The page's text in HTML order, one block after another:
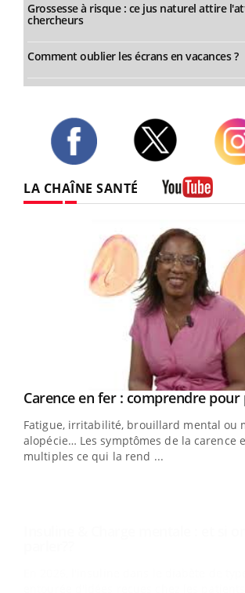
Grossesse à risque : ce jus naturel attire
chercheurs
Comment oublier les écrans en vacances ?
LA CHAÎNE SANTÉ
Youtube
Carence en fer : comprendre
Fatigue, irritabilité, brouillard mental ou
alopécie… Les symptômes de la carence
multiples ce qui la rend ...
Youtube
Insuline & Charge mentale : et si
En 2026, l'insuline dans le diabète de
entourée d'idées reçues chez les patients